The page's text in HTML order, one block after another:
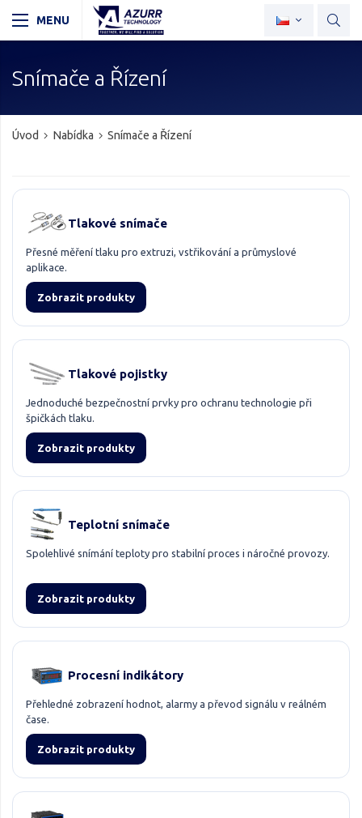
Snímače a Řízení
Úvod Nabídka Snímače a Řízení
Tlakové snímače
Přesné měření tlaku pro extruzi, vstřikování a průmyslové
aplikace.
Zobrazit produkty
Tlakové pojistky
Jednoduché bezpečnostní prvky pro ochranu technologie při
špičkách tlaku.
Zobrazit produkty
Teplotní snímače
Spolehlivé snímání teploty pro stabilní proces i náročné provozy.
Zobrazit produkty
Procesní indikátory
Přehledné zobrazení hodnot, alarmy a převod signálu v reálném
čase.
Zobrazit produkty